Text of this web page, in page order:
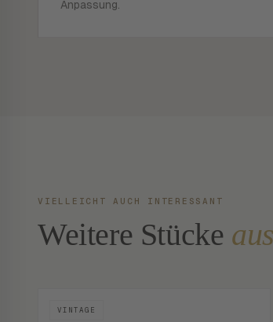
Anpassung.
VIELLEICHT AUCH INTERESSANT
Weitere Stücke
VINTAGE